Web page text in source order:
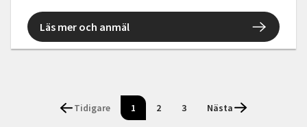
Läs mer och anmäl
Tidigare 1 2 3 Nästa